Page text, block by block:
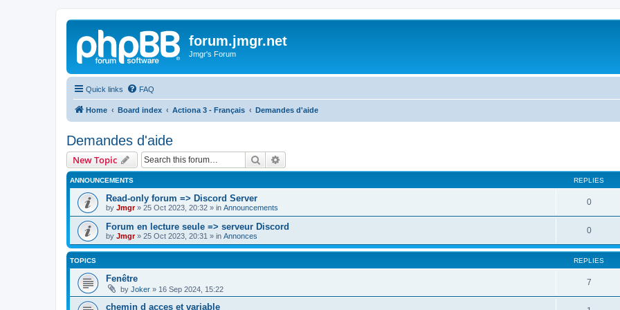
forum.jmgr.net
Jmgr's Forum
Quick links FAQ
Home Board index Actiona 3 - Français Demandes d'aide
Demandes d'aide
New Topic Search
ANNOUNCEMENTS REPLIES
Read-only forum => Discord Server
by Jmgr» 25 Oct 2023, 20:32 » in Announcements
0
Forum en lecture seule => serveur Discord
by Jmgr» 25 Oct 2023, 20:31 » in Annonces
0
TOPICS REPLIES
Fenêtre
by Joker » 16 Sep 2024, 15:22
7
chemin d acces et variable